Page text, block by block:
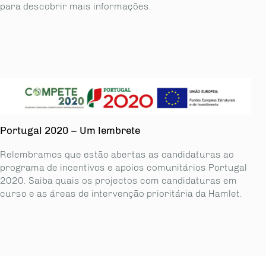
para descobrir mais informações.
Portugal 2020 – Um lembrete
Relembramos que estão abertas as candidaturas ao
programa de incentivos e apoios comunitários Portugal
2020. Saiba quais os projectos com candidaturas em
curso e as áreas de intervenção prioritária da Hamlet.